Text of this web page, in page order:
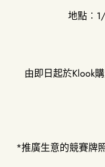
地點
由即日起於Klook
*推廣生意的競賽牌